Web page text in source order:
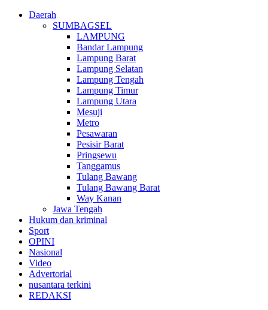
Daerah
SUMBAGSEL
LAMPUNG
Bandar Lampung
Lampung Barat
Lampung Selatan
Lampung Tengah
Lampung Timur
Lampung Utara
Mesuji
Metro
Pesawaran
Pesisir Barat
Pringsewu
Tanggamus
Tulang Bawang
Tulang Bawang Barat
Way Kanan
Jawa Tengah
Hukum dan kriminal
Sport
OPINI
Nasional
Video
Advertorial
nusantara terkini
REDAKSI